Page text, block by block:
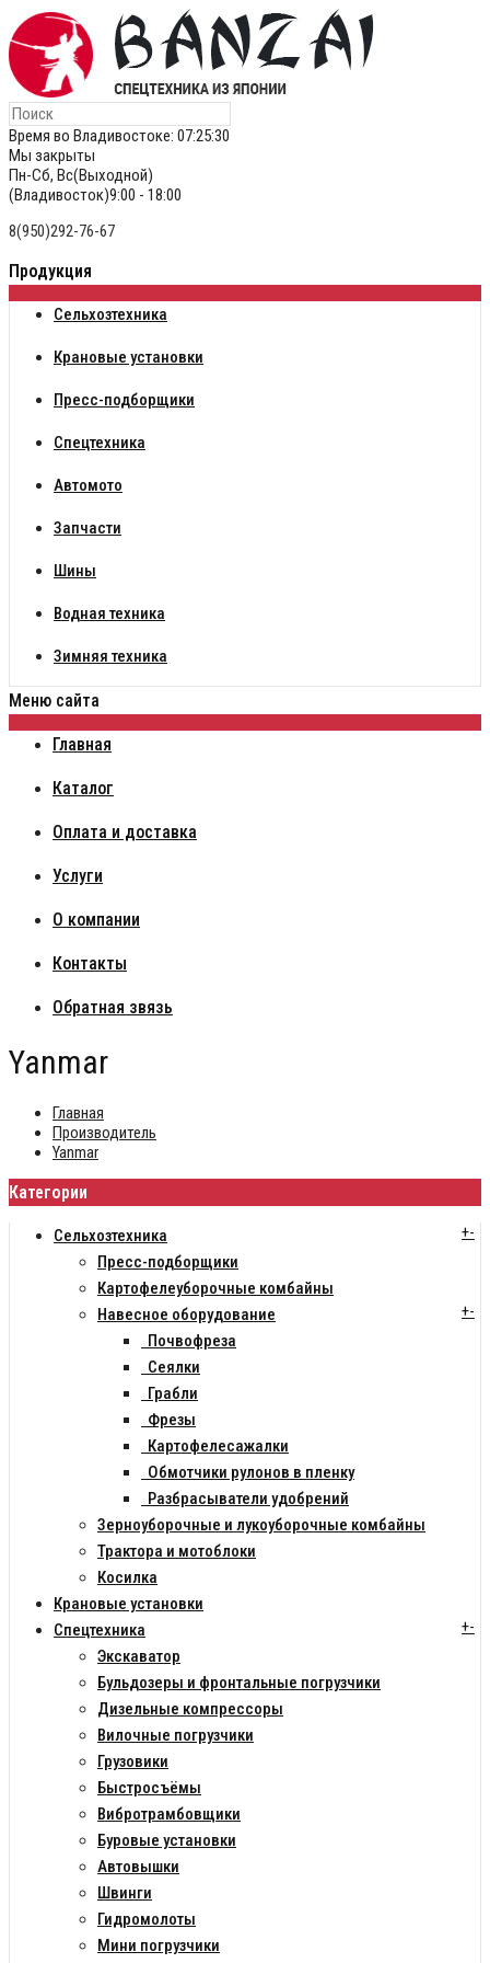
Время во Владивостоке: 07:25:30
Мы закрыты
Пн-Сб, Вс(Выходной)
(Владивосток)9:00 - 18:00
8(950)292-76-67
Продукция
Сельхозтехника
Крановые установки
Пресс-подборщики
Спецтехника
Автомото
Запчасти
Шины
Водная техника
Зимняя техника
Меню сайта
Главная
Каталог
Оплата и доставка
Услуги
О компании
Контакты
Обратная звязь
Yanmar
Главная
Производитель
Yanmar
Категории
Сельхозтехника +-
Пресс-подборщики
Картофелеуборочные комбайны
Навесное оборудование
+-
Почвофреза
Сеялки
Грабли
Фрезы
Картофелесажалки
Обмотчики рулонов в пленку
Разбрасыватели удобрений
Зерноуборочные и лукоуборочные комбайны
Трактора и мотоблоки
Косилка
Крановые установки
Спецтехника
+-
Экскаватор
Бульдозеры и фронтальные погрузчики
Дизельные компрессоры
Вилочные погрузчики
Грузовики
Быстросъёмы
Вибротрамбовщики
Буровые установки
Автовышки
Швинги
Гидромолоты
Мини погрузчики